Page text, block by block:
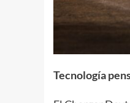
Tecnología